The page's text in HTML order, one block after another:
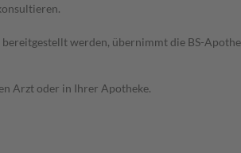
werden, übernimmt die BS-
Arzt oder in Ihrer Apotheke.